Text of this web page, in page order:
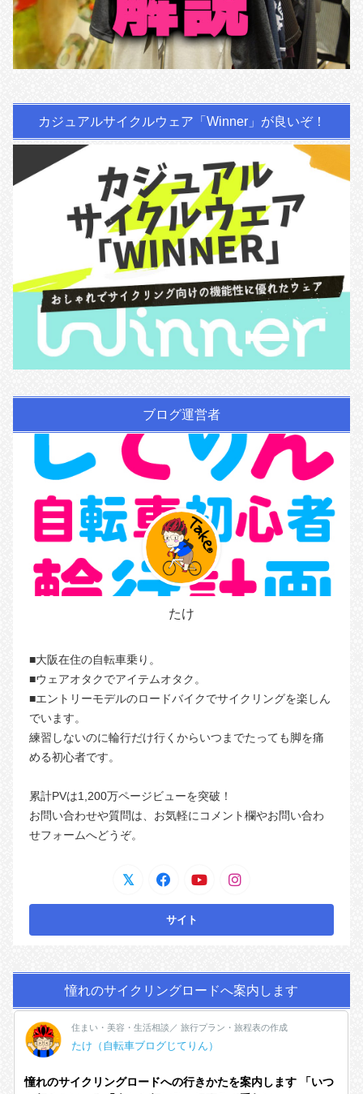
カジュアルサイクルウェア「Winner」が良いぞ！
ブログ運営者
たけ
■大阪在住の自転車乗り。
■ウェアオタクでアイテムオタク。
■エントリーモデルのロードバイクでサイクリングを楽しん
でいます。
練習しないのに輪行だけ行くからいつまでたっても脚を痛
める初心者です。
累計PVは1,200万ページビューを突破！
お問い合わせや質問は、お気軽にコメント欄やお問い合わ
せフォームへどうぞ。
憧れのサイクリングロードへ案内します